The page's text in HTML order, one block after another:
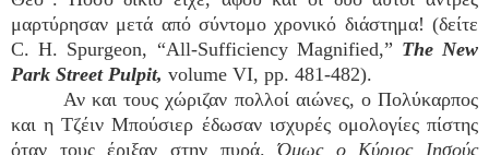
μαρτύρησαν μετά από σύντομο χρονικό διάστημα! (δείτε
C. H. Spurgeon, “All-Sufficiency Magnified,” The New
Park Street Pulpit, volume VI, pp. 481-482).
Αν και τους χώριζαν πολλοί αιώνες, ο Πολύκαρπος
και η Τζέιν Μπούσιερ έδωσαν ισχυρές ομολογίες πίστης
όταν τους έριξαν στην πυρά.Όμως ο Κύριος Ιησούς